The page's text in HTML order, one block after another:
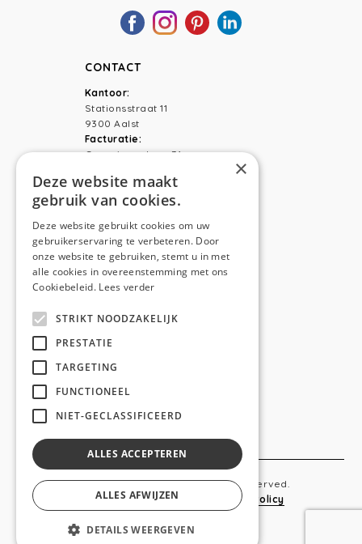
CONTACT
Kantoor:
Stationsstraat 11
9300 Aalst
Facturatie:
Capucienenlaan 31
Telefoon:0473 44 56 94
NAVIGATION
Home
Diensten
Realisaties
Copyright © 2019 Anso. All rights reserved.
Sitemap-Privacy Policy Cookie Policy
webdesigned by
×
Deze website maakt
gebruik van cookies.
Deze website gebruikt cookies om uw
gebruikerservaring te verbeteren. Door
onze website te gebruiken, stemt u in met
alle cookies in overeenstemming met ons
Cookiebeleid. Lees verder
STRIKT NOODZAKELIJK
PRESTATIE
TARGETING
FUNCTIONEEL
NIET-GECLASSIFICEERD
ALLES ACCEPTEREN
ALLES AFWIJZEN
DETAILS WEERGEVEN